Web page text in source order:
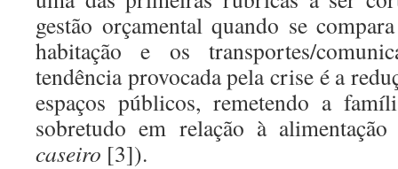
gestão orçamental quando se
habitação e os transportes/
tendência provocada pela crise é a
espaços públicos, remetendo a
sobretudo em relação à
caseiro [3]).